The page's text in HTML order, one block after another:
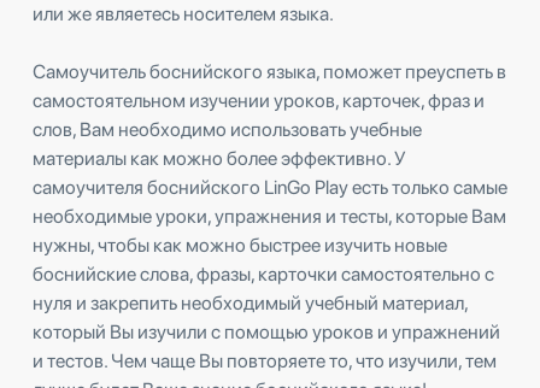
или же являетесь носителем языка.
Самоучитель боснийского языка, поможет преуспеть в
самостоятельном изучении уроков, карточек, фраз и
слов, Вам необходимо использовать учебные
материалы как можно более эффективно. У
самоучителя боснийского LinGo Play есть только самые
необходимые уроки, упражнения и тесты, которые Вам
нужны, чтобы как можно быстрее изучить новые
боснийские слова, фразы, карточки самостоятельно с
нуля и закрепить необходимый учебный материал,
который Вы изучили с помощью уроков и упражнений
и тестов. Чем чаще Вы повторяете то, что изучили, тем